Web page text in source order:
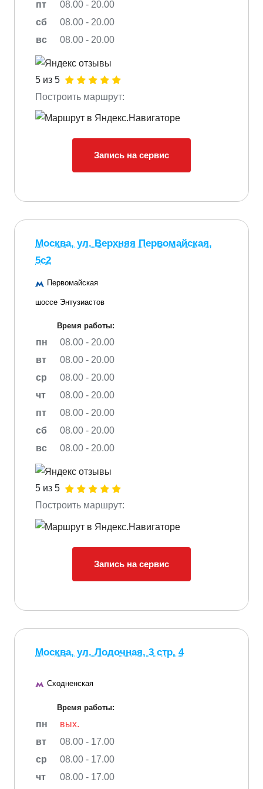
пт
08.00 - 20.00
сб
08.00 - 20.00
вс
08.00 - 20.00
5 из 5
Построить маршрут:
Запись на сервис
Москва, ул. Верхняя Первомайская,
5с2
Первомайская
шоссе Энтузиастов
Время работы:
пн
08.00 - 20.00
вт
08.00 - 20.00
ср
08.00 - 20.00
чт
08.00 - 20.00
пт
08.00 - 20.00
сб
08.00 - 20.00
вс
08.00 - 20.00
5 из 5
Построить маршрут:
Запись на сервис
Москва, ул. Лодочная, 3 стр. 4
Сходненская
Время работы:
пн
вых.
вт
08.00 - 17.00
ср
08.00 - 17.00
чт
08.00 - 17.00